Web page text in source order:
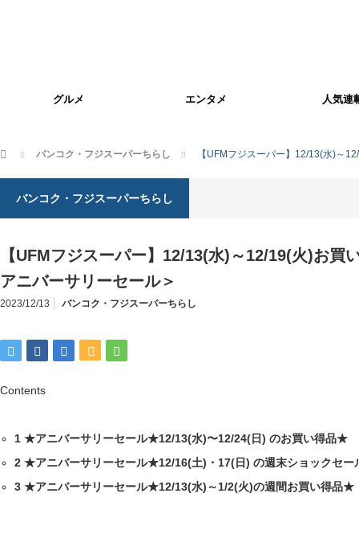
グルメ エンタメ 人気連
ホーム バンコク・フジスーパーちらし 【UFMフジスーパー】12/13(水)～
バンコク・フジスーパーちらし
【UFMフジスーパー】12/13(水)～12/19(火)お買
アニバーサリーセール＞
2023/12/13 バンコク・フジスーパーちらし
Contents
1 ★アニバーサリーセール★12/13(水)〜12/24(日) のお買い得品★
2 ★アニバーサリーセール★12/16(土)・17(日) の週末ショックセ
3 ★アニバーサリーセール★12/13(水)～1/2(火)の週間お買い得品★